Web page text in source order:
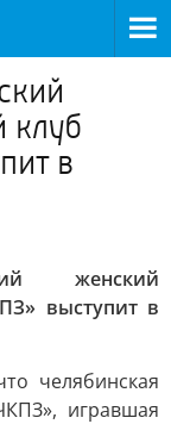
клуб
в
женский
выступит в
челябинская
игравшая